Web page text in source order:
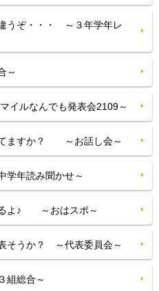
うぞ・・・ ～３年学年レ
～
イルなんでも発表会2109～
てますか？ ～お話し会～
年読み聞かせ～
るよ♪ ～おはスポ～
そうか？ ～代表委員会～
総合～